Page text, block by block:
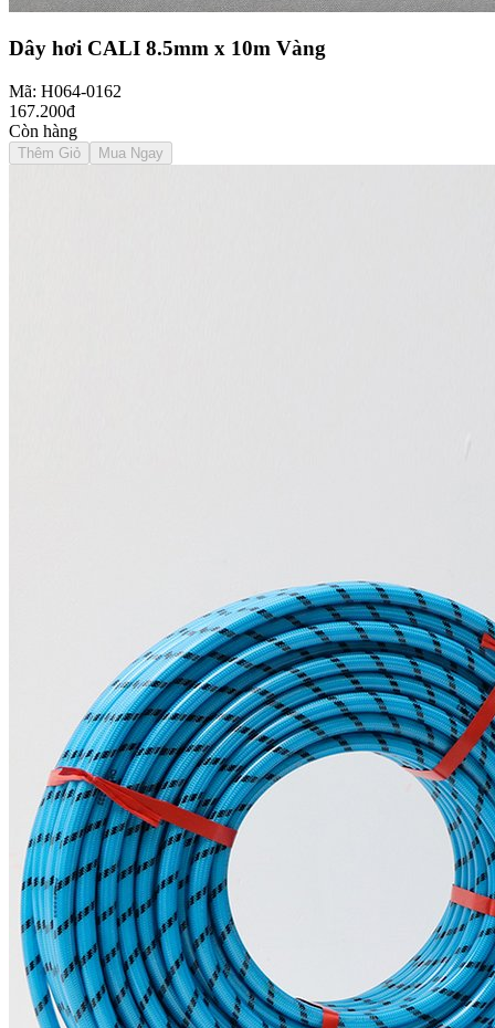
Dây hơi CALI 8.5mm x 10m Vàng
Mã: H064-0162
167.200đ
Còn hàng
Thêm Giỏ Mua Ngay